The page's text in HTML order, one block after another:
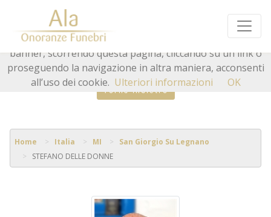
Torna indietro
Home Italia MI
San Giorgio Su Legnano
STEFANO DELLE DONNE
Questo sito o gli strumenti terzi da questo utilizzati si
avvalgono di cookie necessari al funzionamento ed utili
alle finalità illustrate nella cookie policy. Chiudendo questo
banner, scorrendo questa pagina, cliccando su un link o
proseguendo la navigazione in altra maniera, acconsenti
all’uso dei cookie. Ulteriori informazioni OK